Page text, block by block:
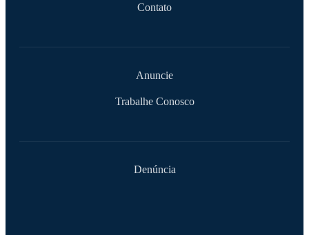
Contato
Anuncie
Trabalhe Conosco
Denúncia